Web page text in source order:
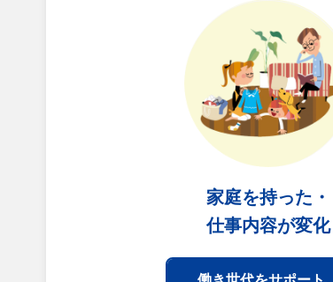
家庭を持った・
仕事内容が変化